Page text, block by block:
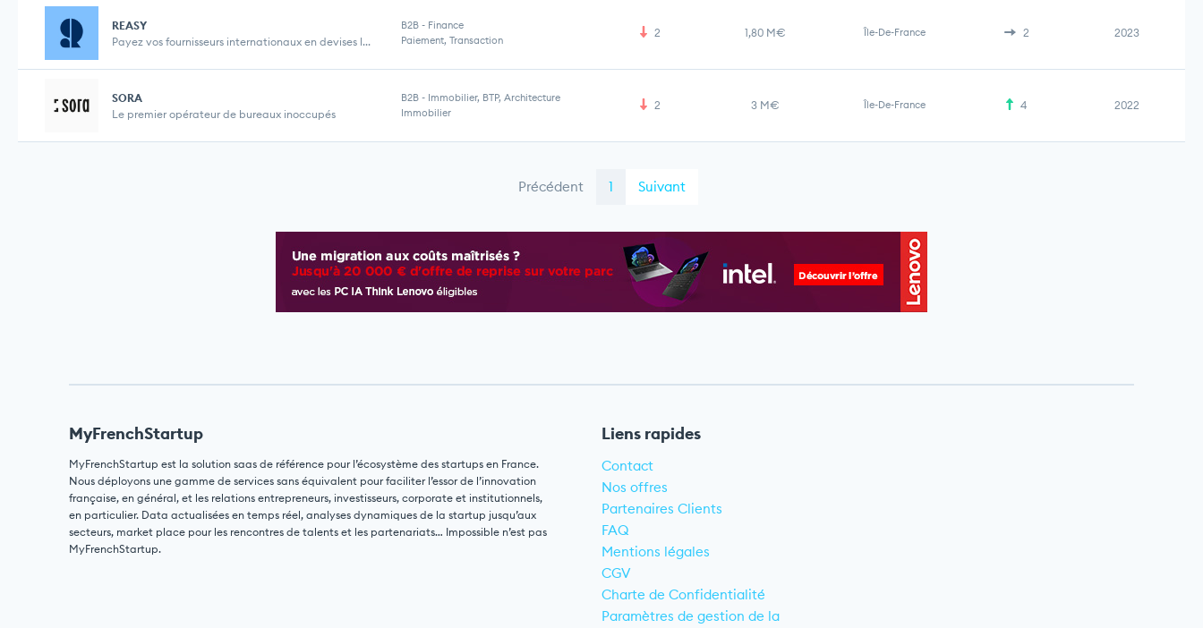
REASY
Payez vos fournisseurs internationaux en devises l...
B2B - Finance
Paiement, Transaction
2 1,80 M€ Île-De-France 2 2023
SORA
Le premier opérateur de bureaux inoccupés
B2B - Immobilier, BTP, Architecture
Immobilier
2 3 M€ Île-De-France 4 2022
Précédent 1 Suivant
MyFrenchStartup
MyFrenchStartup est la solution saas de référence pour l’écosystème des startups en France.
Nous déployons une gamme de services sans équivalent pour faciliter l’essor de l’innovation
française, en général, et les relations entrepreneurs, investisseurs, corporate et institutionnels,
en particulier. Data actualisées en temps réel, analyses dynamiques de la startup jusqu’aux
secteurs, market place pour les rencontres de talents et les partenariats… Impossible n’est pas
MyFrenchStartup.
Liens rapides
Contact
Nos offres
Partenaires Clients
FAQ
Mentions légales
CGV
Charte de Confidentialité
Paramètres de gestion de la